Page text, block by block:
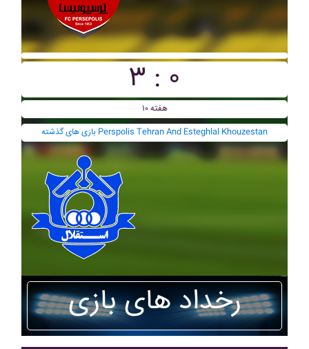
۳ : ۰
هفته ۱۰
بازی های گذشته Perspolis Tehran And Esteghlal Khouzestan
رخداد های بازی